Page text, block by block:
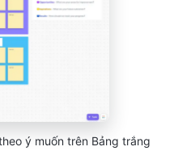
ý muốn trên Bảng trắng